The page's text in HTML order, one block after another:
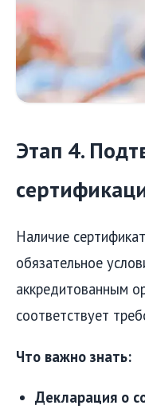
Этап 4.
Наличие
обязательное
аккредитованным
соответствует
Что важно знать:
Декларация о